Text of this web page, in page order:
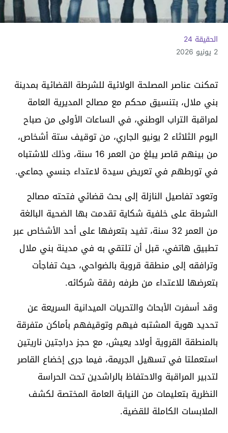
الحقيقة 24
2 يونيو 2026
تمكنت عناصر المصلحة الولائية للشرطة القضائية بمدينة
بني ملال، بتنسيق محكم مع مصالح المديرية العامة
لمراقبة التراب الوطني، في الساعات الأولى من صباح
اليوم الثلاثاء 2 يونيو الجاري، من توقيف ستة أشخاص،
من بينهم قاصر يبلغ من العمر 16 سنة، وذلك للاشتباه
في تورطهم في تعريض سيدة لاعتداء جنسي جماعي.
وتعود تفاصيل النازلة إلى بحث قضائي فتحته مصالح
الشرطة على خلفية شكاية تقدمت بها الضحية البالغة
من العمر 32 سنة، تفيد بتعرفها على أحد الأشخاص عبر
تطبيق هاتفي، قبل أن تلتقي به في مدينة بني ملال
وترافقه إلى منطقة قروية بالضواحي، حيث تفاجأت
بتعرضها للاعتداء من طرفه رفقة شركائه.
وقد أسفرت الأبحاث والتحريات الميدانية السريعة عن
تحديد هوية المشتبه فيهم وتوقيفهم بأماكن متفرقة
بالمنطقة القروية أولاد يعيش، مع حجز دراجتين ناريتين
استعملتا في تسهيل الجريمة، فيما جرى إخضاع القاصر
لتدبير المراقبة والاحتفاظ بالراشدين تحت الحراسة
النظرية بتعليمات من النيابة العامة المختصة لكشف
الملابسات الكاملة للقضية.